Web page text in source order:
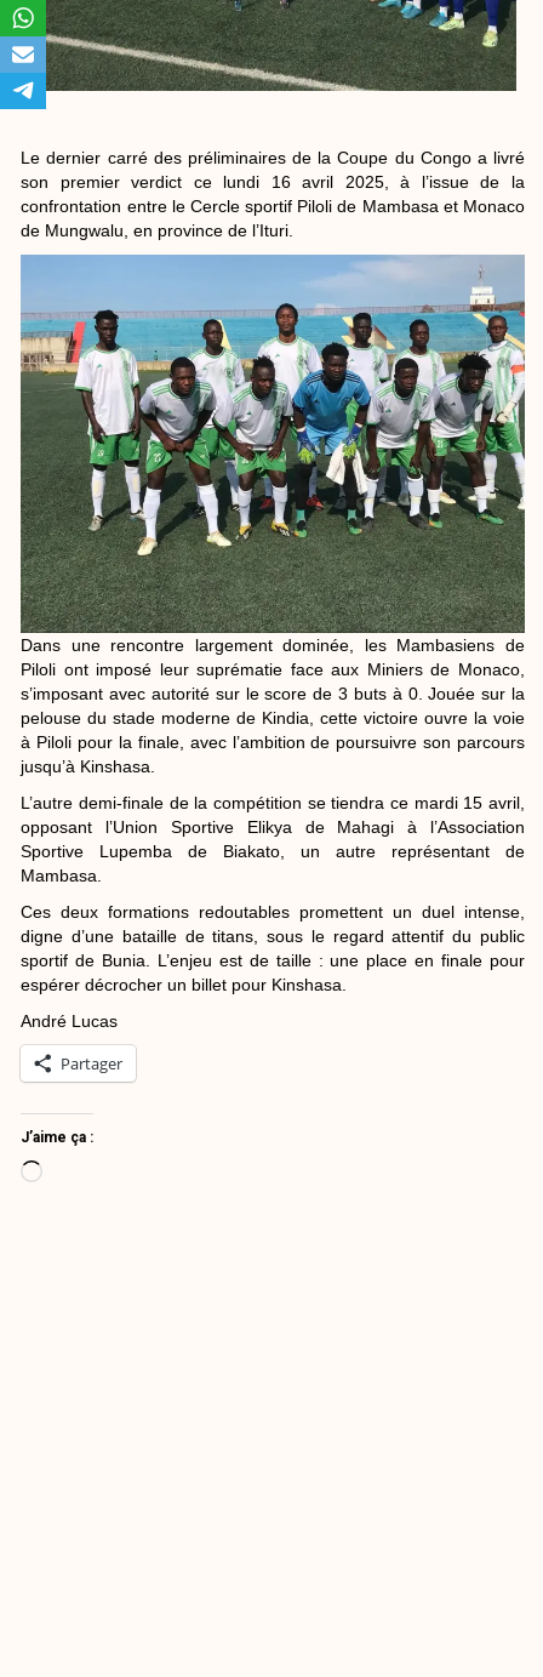
Le dernier carré des préliminaires de la Coupe du Congo a livré
son premier verdict ce lundi 16 avril 2025, à l’issue de la
confrontation entre le Cercle sportif Piloli de Mambasa et Monaco
de Mungwalu, en province de l’Ituri.
Dans une rencontre largement dominée, les Mambasiens de
Piloli ont imposé leur suprématie face aux Miniers de Monaco,
s’imposant avec autorité sur le score de 3 buts à 0. Jouée sur la
pelouse du stade moderne de Kindia, cette victoire ouvre la voie
à Piloli pour la finale, avec l’ambition de poursuivre son parcours
jusqu’à Kinshasa.
L’autre demi-finale de la compétition se tiendra ce mardi 15 avril,
opposant l’Union Sportive Elikya de Mahagi à l’Association
Sportive Lupemba de Biakato, un autre représentant de
Mambasa.
Ces deux formations redoutables promettent un duel intense,
digne d’une bataille de titans, sous le regard attentif du public
sportif de Bunia. L’enjeu est de taille : une place en finale pour
espérer décrocher un billet pour Kinshasa.
André Lucas
Partager
J’aime ça :